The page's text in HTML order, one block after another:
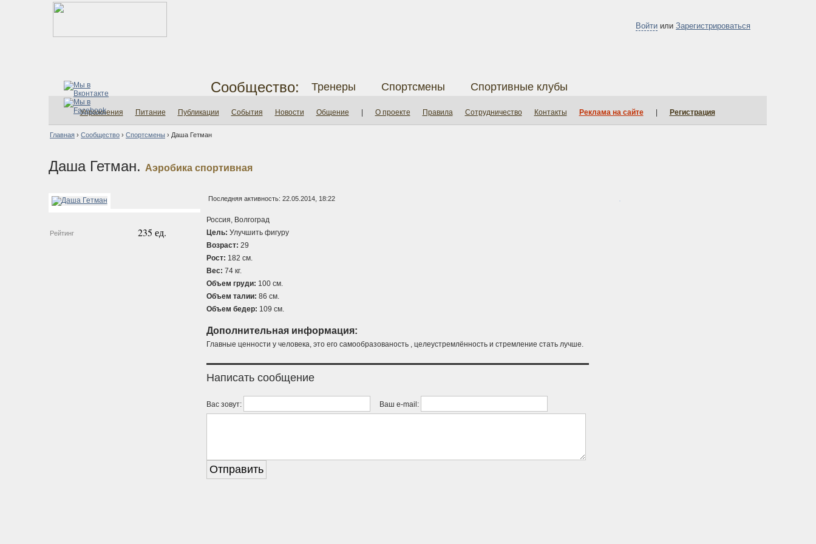
Войти или Зарегистрироваться
Сообщество: Тренеры Спортсмены Спортивные клубы
Упражнения Питание Публикации События Новости Общение О проекте Правила Сотрудничество Контакты Реклама на сайте Регистрация
Главная › Сообщество › Спортсмены › Даша Гетман
Даша Гетман. Аэробика спортивная
Рейтинг 235 ед.
Последняя активность: 22.05.2014, 18:22
Россия, Волгоград
Цель: Улучшить фигуру
Возраст: 29
Рост: 182 см.
Вес: 74 кг.
Объем груди: 100 см.
Объем талии: 86 см.
Объем бедер: 109 см.
Дополнительная информация:
Главные ценности у человека, это его самообразованость , целеустремлённость и стремление стать лучше.
Написать сообщение
Вас зовут: Ваш e-mail: